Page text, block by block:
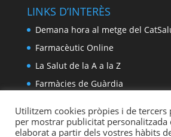
LINKS D’INTERÈS
Demana hora al metge del
Farmacèutic Online
La Salut de la A a la Z
Farmàcies de Guàrdia
Utilitzem cookies pròpies i de tercers
per mostrar publicitat personalitzada
elaborat a partir dels vostres hàbits